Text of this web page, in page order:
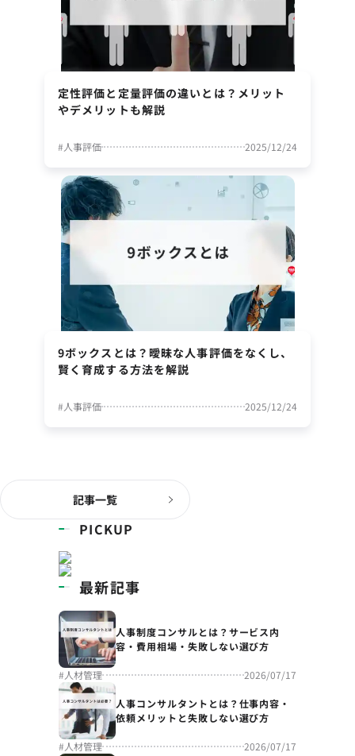
定性評価と定量評価の違いとは？メリット
やデメリットも解説
#人事評価 2025/12/24
9ボックスとは？曖昧な人事評価をなくし、
賢く育成する方法を解説
#人事評価 2025/12/24
記事一覧
PICKUP
最新記事
人事制度コンサルとは？サービス内
容・費用相場・失敗しない選び方
#人材管理 2026/07/17
人事コンサルタントとは？仕事内容・
依頼メリットと失敗しない選び方
#人材管理 2026/07/17